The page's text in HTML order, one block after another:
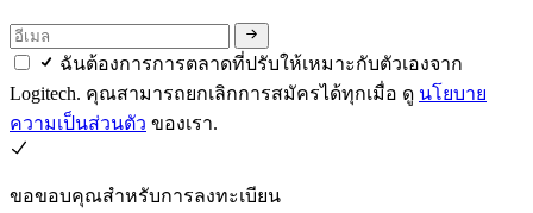
ฉันต้องการการตลาดที่ปรับให้เหมาะกับตัวเองจาก
Logitech. คุณสามารถยกเลิกการสมัครได้ทุกเมื่อ ดู นโยบาย
ความเป็นส่วนตัว ของเรา.
ขอขอบคุณสำหรับการลงทะเบียน